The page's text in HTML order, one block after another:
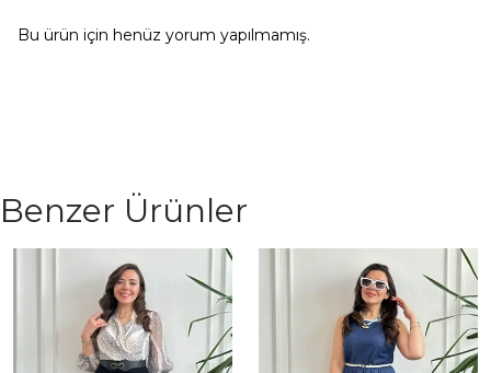
Bu ürün için henüz yorum yapılmamış.
Benzer Ürünler